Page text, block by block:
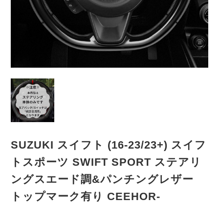
SUZUKI スイフト (16-23/23+) スイフ
トスポーツ SWIFT SPORT ステアリ
ングスエード調&パンチングレザー
トップマーク有り CEEHOR-